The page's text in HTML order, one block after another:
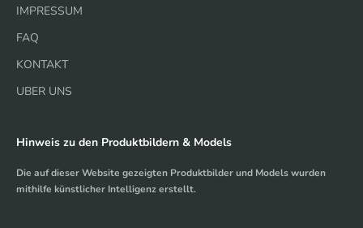
IMPRESSUM
FAQ
KONTAKT
UBER UNS
Hinweis zu den Produktbildern & Models
Die auf dieser Website gezeigten Produktbilder und Models wurden
mithilfe künstlicher Intelligenz erstellt.